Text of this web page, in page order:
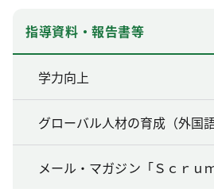
指導資料・報告書等
学力向上
グローバル人材の育成（外国
メール・マガジン「Ｓｃｒｕｍ